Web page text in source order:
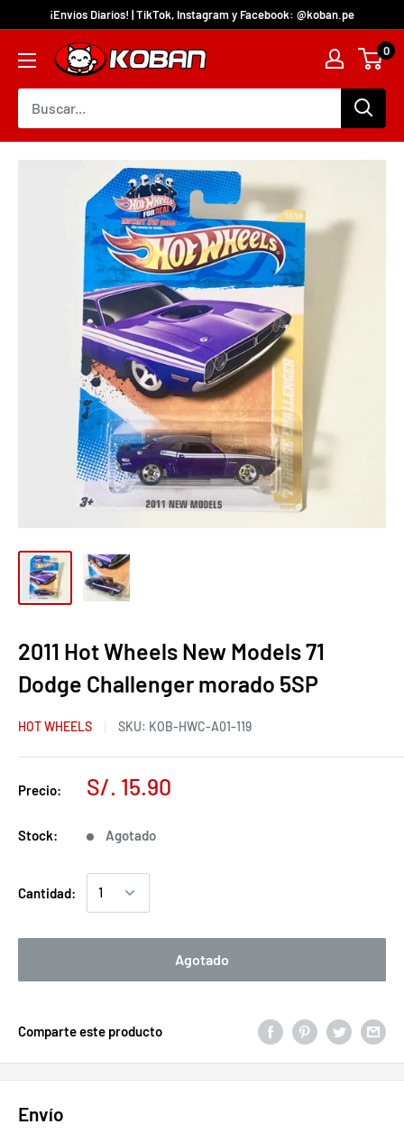
¡Envíos Diarios! | TikTok, Instagram y Facebook: @koban.pe
0
2011 Hot Wheels New Models 71
Dodge Challenger morado 5SP
HOT WHEELS SKU: KOB-HWC-A01-119
Precio: S/. 15.90
Stock: Agotado
Cantidad:
Agotado
Comparte este producto
Envío